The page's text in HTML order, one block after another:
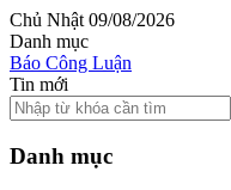
Chủ Nhật 09/08/2026
Danh mục
Báo Công Luận
Tin mới
Danh mục